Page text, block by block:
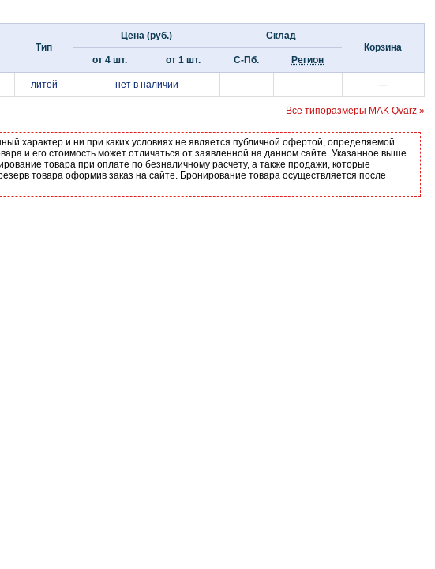
Тип
Цена (руб.)
Склад
Корзина
от 4 шт.
от 1 шт. С-Пб. Регион
литой нет в наличии — — —
Все типоразмеры MAK Qvarz »
характер и ни при каких условиях не является публичной офертой, определяемой
и его стоимость может отличаться от заявленной на данном сайте. Указанное выше
товара при оплате по безналичному расчету, а также продажи, которые
товара оформив заказ на сайте. Бронирование товара осуществляется после